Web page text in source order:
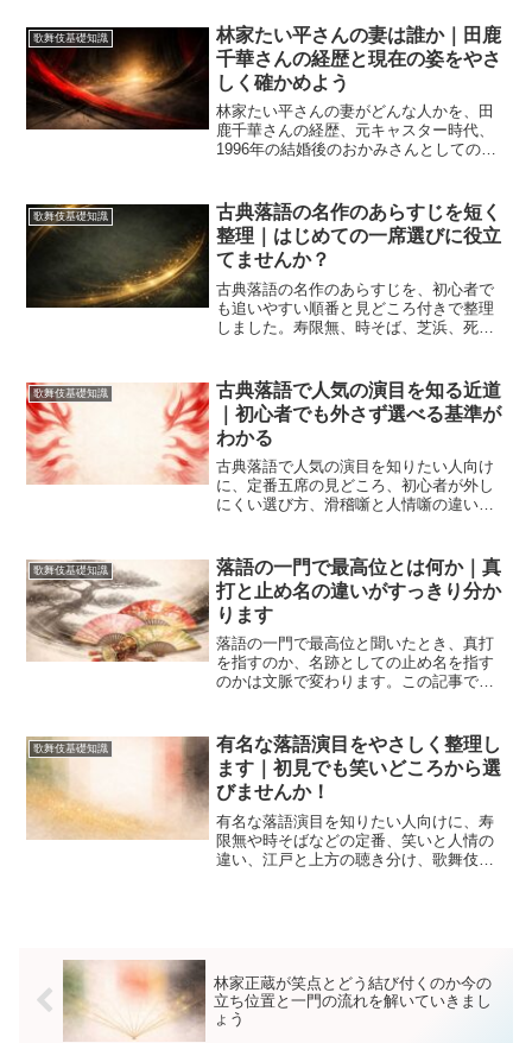
て、最初の一席を外しにくくする考え方
をやさしく解説します。
歌舞伎基礎知識
林家たい平さんの妻は誰か｜田鹿
千華さんの経歴と現在の姿をやさ
しく確かめよう
林家たい平さんの妻がどんな人かを、田
鹿千華さんの経歴、元キャスター時代、
1996年の結婚後のおかみさんとしての役
かり、伝統芸能を支える見方までつかめ
ます。
歌舞伎基礎知識
古典落語の名作のあらすじを短く
整理｜はじめての一席選びに役立
てませんか？
古典落語の名作のあらすじを、初心者で
も追いやすい順番と見どころ付きで整理
しました。寿限無、時そば、芝浜、死神
つかめる内容です。古い言葉につまずか
ないコツもまとめました。
歌舞伎基礎知識
古典落語で人気の演目を知る近道
｜初心者でも外さず選べる基準が
わかる
古典落語で人気の演目を知りたい人向け
に、定番五席の見どころ、初心者が外し
にくい選び方、滑稽噺と人情噺の違い、
ころがつかめ、最初の一席から迷いにく
くなります。難しい専門語を控えて比較
するので、自分に合う演目が見つけやす
くなります。
歌舞伎基礎知識
落語の一門で最高位とは何か｜真
打と止め名の違いがすっきり分か
ります
落語の一門で最高位と聞いたとき、真打
を指すのか、名跡としての止め名を指す
のかは文脈で変わります。この記事では
解き方まで整理し、寄席や襲名の話題を
迷わず追える基礎知識をまとめます。
歌舞伎基礎知識
有名な落語演目をやさしく整理し
ます｜初見でも笑いどころから選
びませんか！
有名な落語演目を知りたい人向けに、寿
限無や時そばなどの定番、笑いと人情の
違い、江戸と上方の聴き分け、歌舞伎フ
林家正蔵が笑点とどう結び付くのか今の
立ち位置と一門の流れを解いていきまし
ょう